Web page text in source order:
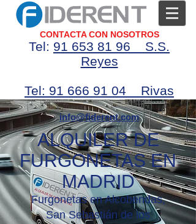
CONTACTA CON NOSOTROS
Tel: 91 653 81 96
S.S.
Reyes
Tel: 91 666 91 04 Rivas
info@fiderent.com
ALQUILER DE
FURGONETAS EN
MADRID
Furgonetas en Alcobendas,
San Sebastián de los